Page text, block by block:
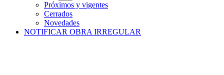
Próximos y vigentes
Cerrados
Novedades
NOTIFICAR OBRA IRREGULAR